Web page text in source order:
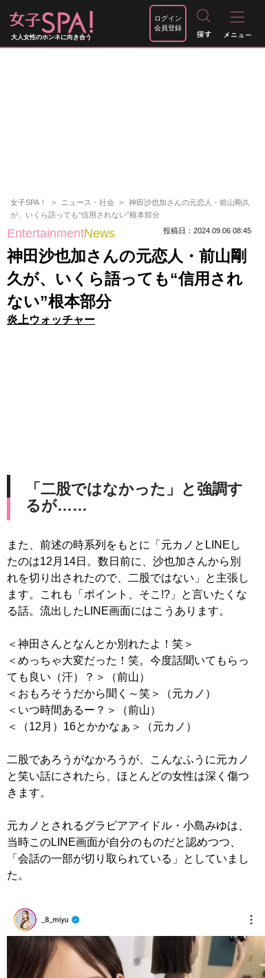
大人女性のホンネに向き合う
ログイン
会員登録
女子SPA！ ニュース・社会
神田沙也加さんの元恋人・前山剛久
が、いくら語っても“信用されない”根本部分
EntertainmentNews 投稿日：2024.09.06 08:45
神田沙也加さんの元恋人・前山剛
久が、いくら語っても“信用され
ない”根本部分
炎上ウォッチャー
「二股ではなかった」と強調す
るが……
また、前述の時系列をもとに「元カノとLINEし
たのは12月14日。数日前に、沙也加さんから別
れを切り出されたので、二股ではない」と主張し
ます。これも「ポイント、そこ!?」と言いたくな
る話。流出したLINE画面にはこうあります。
＜神田さんとなんとか別れたよ！笑＞
＜めっちゃ大変だった！笑。今度話聞いてもらっ
ても良い（汗）？＞（前山）
＜おもろそうだから聞く～笑＞（元カノ）
＜いつ時間あるー？＞（前山）
＜（12月）16とかかなぁ＞（元カノ）
二股であろうがなかろうが、こんなふうに元カノ
と笑い話にされたら、ほとんどの女性は深く傷つ
きます。
元カノとされるグラビアアイドル・小島みゆは、
当時このLINE画面が自分のものだと認めつつ、
「会話の一部が切り取られている」としていまし
た。